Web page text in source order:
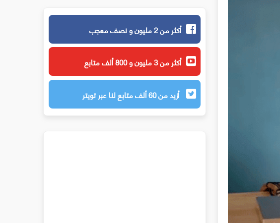
أكثر من 2 مليون و نصف معجب
أكثر من 3 مليون و 800 ألف متابع
أزيد من 60 ألف متابع لنا عبر تويتر